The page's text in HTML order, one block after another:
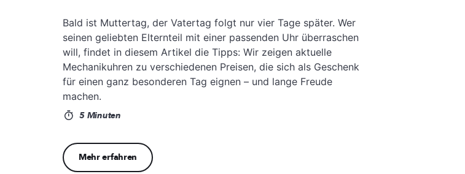
Bald ist Muttertag, der Vatertag folgt nur vier Tage später. Wer
seinen geliebten Elternteil mit einer passenden Uhr überraschen
will, findet in diesem Artikel die Tipps: Wir zeigen aktuelle
Mechanikuhren zu verschiedenen Preisen, die sich als Geschenk
für einen ganz besonderen Tag eignen – und lange Freude
machen.
5 Minuten
Mehr erfahren